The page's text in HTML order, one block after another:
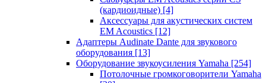
(кардиоидные) [4]
Аксессуары для акустических систем
EM Acoustics [12]
Адаптеры Audinate Dante для звукового
оборудования [13]
Оборудование звукоусиления Yamaha [254]
Потолочные громкоговорители Yamaha